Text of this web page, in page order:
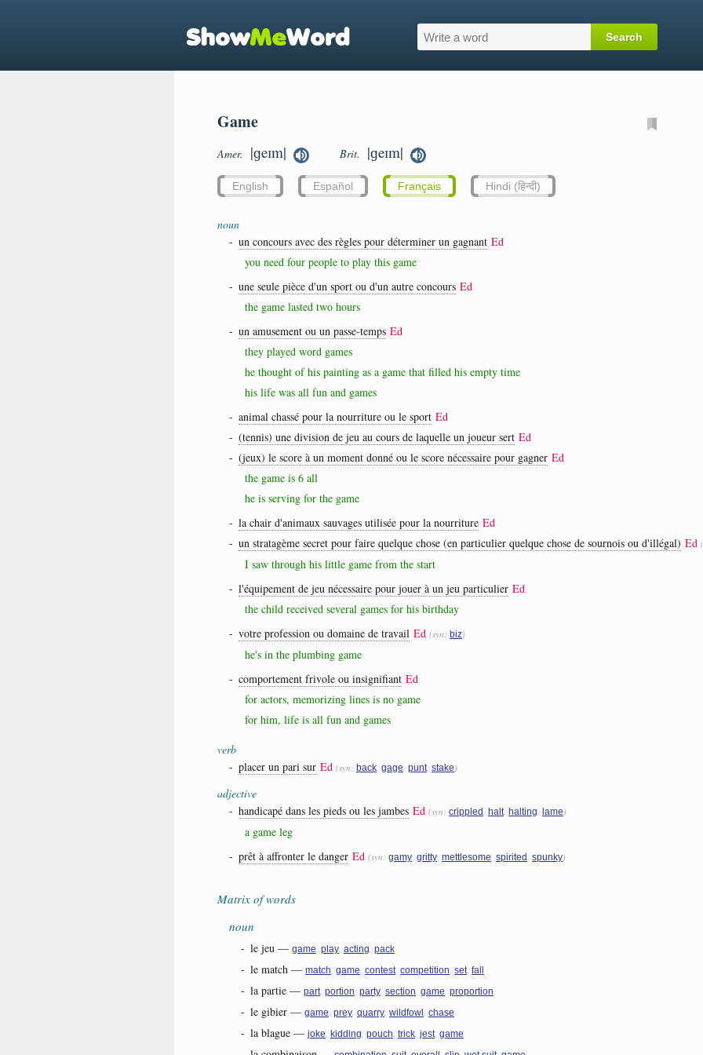
Game
Amer. |ɡeɪm| Brit. |ɡeɪm|
English Español Français Hindi (हिन्दी)
noun
- un concours avec des règles pour déterminer un gagnant Ed
you need four people to play this game
- une seule pièce d'un sport ou d'un autre concours Ed
the game lasted two hours
- un amusement ou un passe-temps Ed
they played word games
he thought of his painting as a game that filled his empty time
his life was all fun and games
- animal chassé pour la nourriture ou le sport Ed
- (tennis) une division de jeu au cours de laquelle un joueur sert Ed
- (jeux) le score à un moment donné ou le score nécessaire pour gagner Ed
the game is 6 all
he is serving for the game
- la chair d'animaux sauvages utilisée pour la nourriture Ed
- un stratagème secret pour faire quelque chose (en particulier quelque chose de sournois ou d'illégal) Ed
I saw through his little game from the start
- l'équipement de jeu nécessaire pour jouer à un jeu particulier Ed
the child received several games for his birthday
- votre profession ou domaine de travail Ed (syn: biz)
he's in the plumbing game
- comportement frivole ou insignifiant Ed
for actors, memorizing lines is no game
for him, life is all fun and games
verb
- placer un pari sur Ed (syn: back, gage, punt, stake)
adjective
- handicapé dans les pieds ou les jambes Ed (syn: crippled, halt, halting, lame)
a game leg
- prêt à affronter le danger Ed (syn: gamy, gritty, mettlesome, spirited, spunky)
Matrix of words
noun
- le jeu — game, play, acting, pack
- le match — match, game, contest, competition, set, fall
- la partie — part, portion, party, section, game, proportion
- le gibier — game, prey, quarry, wildfowl , chase
- la blague — joke, kidding, pouch, trick, jest, game